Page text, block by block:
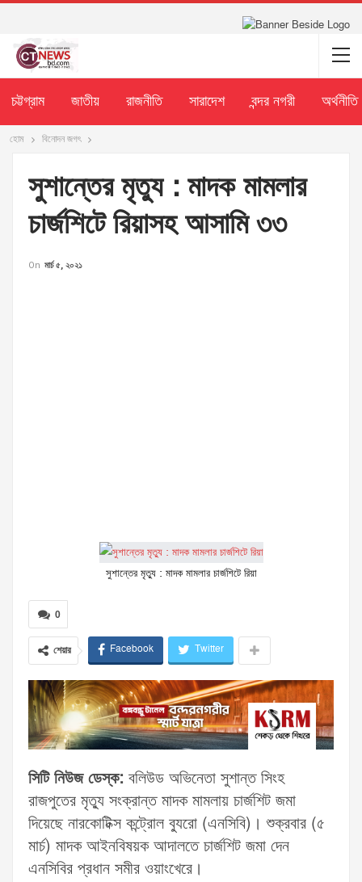
চট্টগ্রাম জাতীয় রাজনীতি সারাদেশ বন্দর নগরী অর্থনীতি
হোম বিনোদন জগৎ
সুশান্তের মৃত্যু : মাদক মামলার
চার্জশিটে রিয়াসহ আসামি ৩৩
On মার্চ ৫, ২০২১
সুশান্তের মৃত্যু : মাদক মামলার চার্জশিটে রিয়া
0
শেয়ার Facebook Twitter
সিটি নিউজ ডেস্ক: বলিউড অভিনেতা সুশান্ত সিংহ
রাজপুতের মৃত্যু সংক্রান্ত মাদক মামলায় চার্জশিট জমা
দিয়েছে নারকোটিক্স কন্ট্রোল ব্যুরো (এনসিবি)। শুক্রবার (৫
মার্চ) মাদক আইনবিষয়ক আদালতে চার্জশিট জমা দেন
এনসিবির প্রধান সমীর ওয়াংখেরে।